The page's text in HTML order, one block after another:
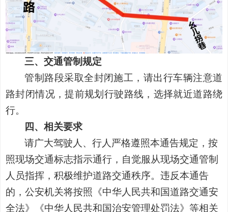
三、交通管制规定
管制路段采取全封闭施工，请出行车辆注意道
路封闭情况，提前规划行驶路线，选择就近道路绕
行。
四、相关要求
请广大驾驶人、行人严格遵照本通告规定，按
照现场交通标志指示通行，自觉服从现场交通管制
人员指挥，积极维护道路交通秩序。违反本通告
的，公安机关将按照《中华人民共和国道路交通安
全法》《中华人民共和国治安管理处罚法》等相关